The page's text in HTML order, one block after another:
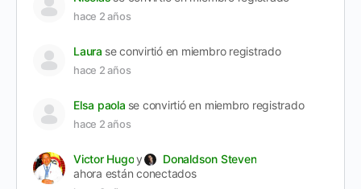
hace 2 años
Laura se convirtió en miembro registrado
hace 2 años
Elsa paola se convirtió en miembro registrado
hace 2 años
Victor Hugoy
Donaldson Steven
ahora están conectados